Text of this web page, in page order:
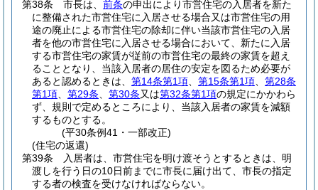
第38条
市長は、 前条の申出により市営住宅の入居者を新た
に整備された市営住宅に入居させる場合又は市営住宅の用
途の廃止による市営住宅の除却に伴い当該市営住宅の入居
者を他の市営住宅に入居させる場合において、新たに入居
する市営住宅の家賃が従前の市営住宅の最終の家賃を超え
ることとなり、当該入居者の居住の安定を図るため必要が
あると認めるときは、 第14条第1項 第15条第1項
第28条
第1項
第29条 第30条又は第32条第1項の規定にかかわら
ず、規則で定めるところにより、当該入居者の家賃を減額
するものとする。
(平30条例41・一部改正)
(住宅の返還)
第39条
入居者は、市営住宅を明け渡そうとするときは、明
渡しを行う日の10日前までに市長に届け出て、市長の指定
する者の検査を受けなければならない。